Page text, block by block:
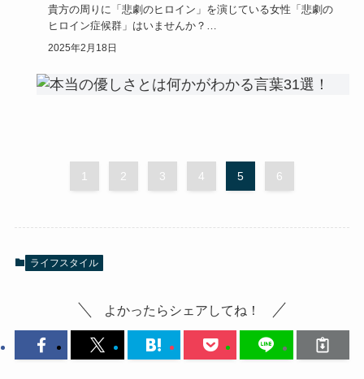
貴方の周りに「悲劇のヒロイン」を演じている女性「悲劇の
ヒロイン症候群」はいませんか？
物語の世界に浸り「ああ私なんて不幸…
2025年2月18日
1 2 3 4 5 6
ライフスタイル
よかったらシェアしてね！